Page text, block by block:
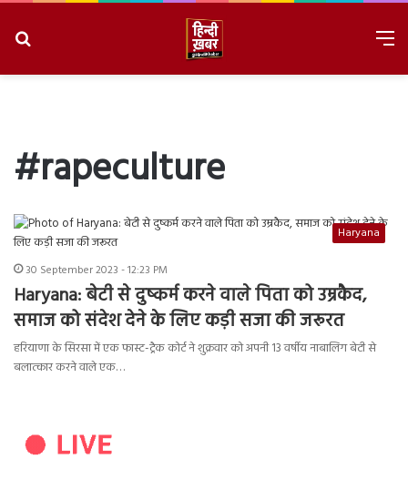
#rapeculture
Haryana
30 September 2023 - 12:23 PM
Haryana: बेटी से दुष्कर्म करने वाले पिता को उम्रकैद,
समाज को संदेश देने के लिए कड़ी सजा की जरूरत
हरियाणा के सिरसा में एक फास्ट-ट्रैक कोर्ट ने शुक्रवार को अपनी 13 वर्षीय नाबालिग बेटी से
बलात्कार करने वाले एक…